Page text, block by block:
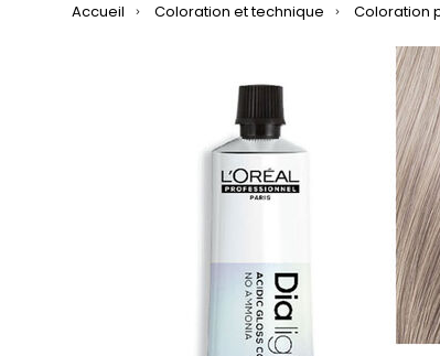
Accueil Coloration et technique Coloration